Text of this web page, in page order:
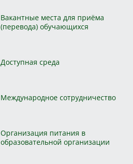
Вакантные места для приёма
(перевода) обучающихся
Доступная среда
Международное сотрудничество
Организация питания в
образовательной организации